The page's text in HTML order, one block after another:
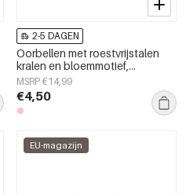
2-5 DAGEN
Oorbellen met roestvrijstalen
kralen en bloemmotief,
schattige en eenvoudige serie,
damessieraden.
MSRP €14,99
€4,50
EU-magazijn